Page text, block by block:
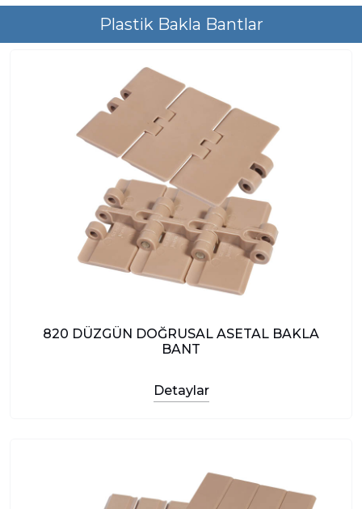
Plastik Bakla Bantlar
820 DÜZGÜN DOĞRUSAL ASETAL BAKLA
BANT
Detaylar